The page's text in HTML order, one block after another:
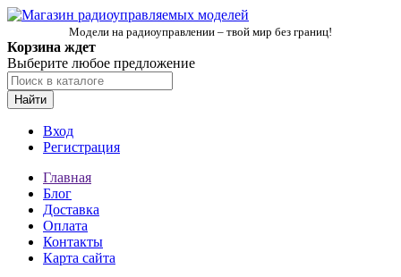
Модели на радиоуправлении – твой мир без границ!
Корзина ждет
Выберите любое предложение
Найти
Вход
Регистрация
Главная
Блог
Доставка
Оплата
Контакты
Карта сайта